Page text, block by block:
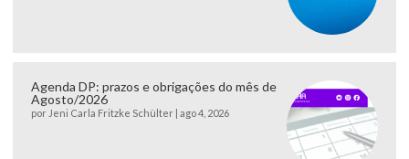
Agenda DP: prazos e obrigações do mês de
Agosto/2026
por Jeni Carla Fritzke Schülter ago 4, 2026